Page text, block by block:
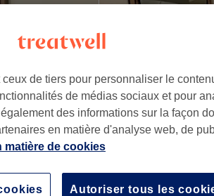
en détail...
de tiers pour personnaliser le
de médias sociaux et pour
des informations sur la façon
en matière d'analyse web, de
matière de cookies
Autoriser tous les